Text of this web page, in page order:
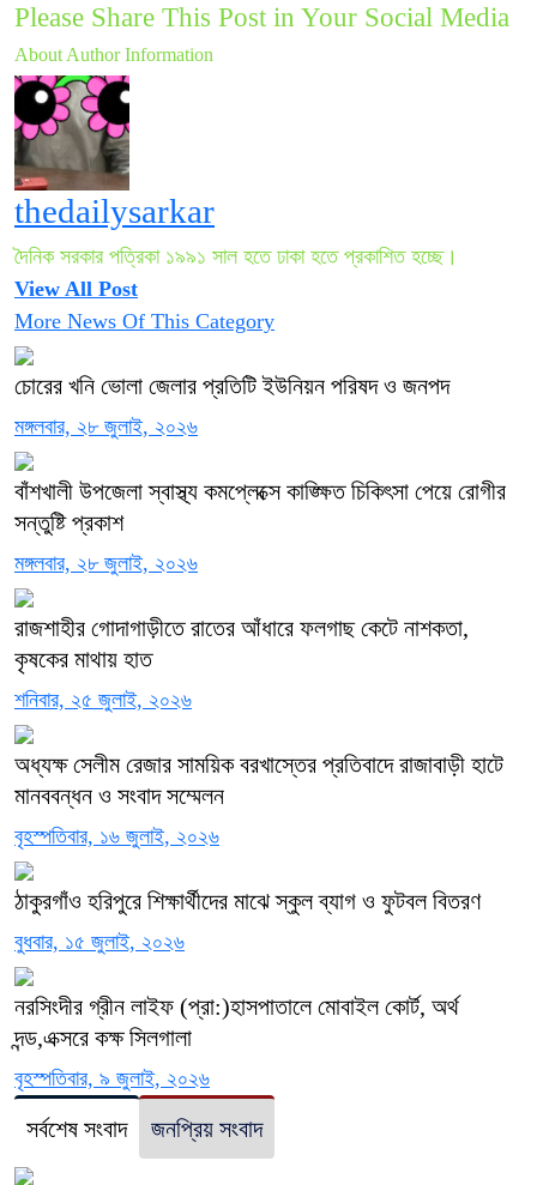
Please Share This Post in Your Social Media
About Author Information
thedailysarkar
দৈনিক সরকার পত্রিকা ১৯৯১ সাল হতে ঢাকা হতে প্রকাশিত হচ্ছে।
View All Post
More News Of This Category
চোরের খনি ভোলা জেলার প্রতিটি ইউনিয়ন পরিষদ ও জনপদ
মঙ্গলবার, ২৮ জুলাই, ২০২৬
বাঁশখালী উপজেলা স্বাস্থ্য কমপ্লেক্সে কাঙ্ক্ষিত চিকিৎসা পেয়ে রোগীর
সন্তুষ্টি প্রকাশ
মঙ্গলবার, ২৮ জুলাই, ২০২৬
রাজশাহীর গোদাগাড়ীতে রাতের আঁধারে ফলগাছ কেটে নাশকতা,
কৃষকের মাথায় হাত
শনিবার, ২৫ জুলাই, ২০২৬
অধ্যক্ষ সেলীম রেজার সাময়িক বরখাস্তের প্রতিবাদে রাজাবাড়ী হাটে
মানববন্ধন ও সংবাদ সম্মেলন ‎
বৃহস্পতিবার, ১৬ জুলাই, ২০২৬
ঠাকুরগাঁও হরিপুরে শিক্ষার্থীদের মাঝে স্কুল ব্যাগ ও ফুটবল বিতরণ
বুধবার, ১৫ জুলাই, ২০২৬
নরসিংদীর গ্রীন লাইফ (প্রা:)হাসপাতালে মোবাইল কোর্ট, অর্থ
দন্ড,এক্সরে কক্ষ সিলগালা
বৃহস্পতিবার, ৯ জুলাই, ২০২৬
সর্বশেষ সংবাদ জনপ্রিয় সংবাদ